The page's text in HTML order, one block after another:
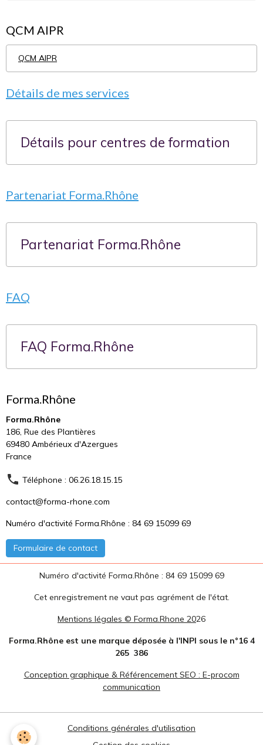
QCM AIPR
QCM AIPR
Détails de mes services
Détails pour centres de formation
Partenariat Forma.Rhône
Partenariat Forma.Rhône
FAQ
FAQ Forma.Rhône
Forma.Rhône
Forma.Rhône
186, Rue des Plantières
69480 Ambérieux d'Azergues
France
Téléphone : 06.26.18.15.15
contact@forma-rhone.com
Numéro d'activité Forma.Rhône : 84 69 15099 69
Formulaire de contact
Numéro d'activité Forma.Rhône : 84 69 15099 69
Cet enregistrement ne vaut pas agrément de l'état.
Mentions légales © Forma.Rhone 2026
Forma.Rhône est une marque déposée à l'INPI sous le n°16 4
265 386
Conception graphique & Référencement SEO : E-procom
communication
Conditions générales d'utilisation